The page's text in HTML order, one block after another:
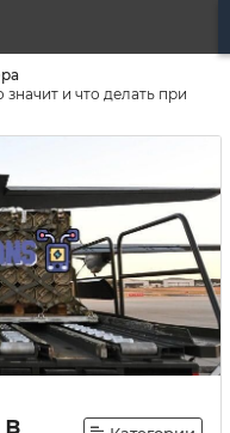
и что делать при